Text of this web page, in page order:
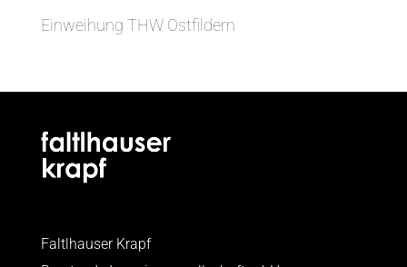
Einweihung THW Ostfildern
Faltlhauser Krapf